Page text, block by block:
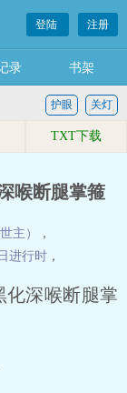
登陆 注册
录 书架
关灯
护眼
TXT下载
喉断腿掌箍
主）
，
进行时 ，
化深喉断腿掌